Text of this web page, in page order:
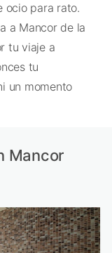
ocio para rato.
a Mancor de la
tu viaje a
tu
un momento
Mancor